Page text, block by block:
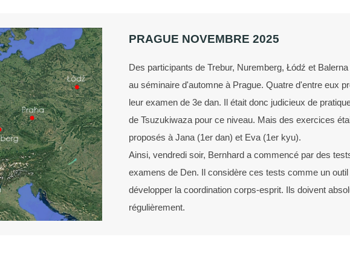
PRAGUE NOVEMBRE 2025
Des participants de Trebur, Nuremberg, Łódź et
au séminaire d'automne à Prague. Quatre d'entre eux
leur examen de 3e dan. Il était donc judicieux de
de Tsuzukiwaza pour ce niveau. Mais des exercices
proposés à Jana (1er dan) et Eva (1er kyu).
Ainsi, vendredi soir, Bernhard a commencé par des
examens de Den. Il considère ces tests comme un
développer la coordination corps-esprit. Ils doivent
régulièrement.